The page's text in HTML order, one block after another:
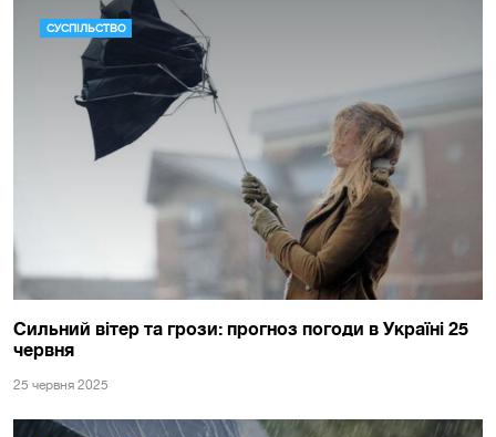
СУСПІЛЬСТВО
Сильний вітер та грози: прогноз погоди в Україні 25
червня
25 червня 2025